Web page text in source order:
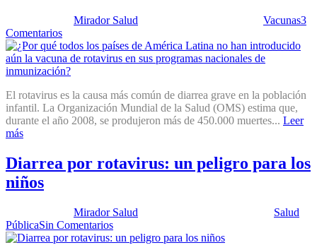
Mirador Salud Vacunas3
Comentarios
El rotavirus es la causa más común de diarrea grave en la población
infantil. La Organización Mundial de la Salud (OMS) estima que,
durante el año 2008, se produjeron más de 450.000 muertes... Leer
más
Diarrea por rotavirus: un peligro para los
niños
Mirador Salud
Salud
PúblicaSin Comentarios